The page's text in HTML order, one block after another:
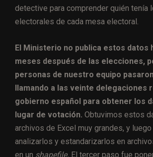
detective para comprender quién tenía
electorales de cada mesa electoral.
El Ministerio no publica estos datos
meses después de las elecciones,
personas de nuestro equipo
llamando a las veinte delegaciones
gobierno español para obtener los
lugar de votación. Obtuvimos estos
archivos de Excel muy grandes, y
analizarlos y estandarizarlos en
en un shapefile. El tercer paso fue